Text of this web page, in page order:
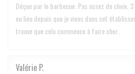
Déçue par le barbecue. Pas assez de
eu lieu depuis que je viens dans cet
trouve que cela commence à faire cher..
Valérie P